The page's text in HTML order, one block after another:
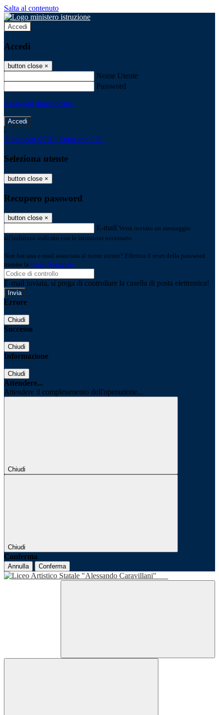
Salta al contenuto
Accedi
Accedi
button close ×
Nome Utente
Password
Password dimenticata?
-
Entra con SPID Entra con CIE
Seleziona utente
button close ×
Recupero password
button close ×
E-mail Verrà inviato un messaggio
all'indirizzo indicato con le istruzioni necessarie.
Non hai una e-mail associata al nome utente? Effettua il reset della password
tramite la Login Spaggiari
E-mail inviata, si prega di controllare la casella di posta elettronica!
Errore
Chiudi
Successo
Chiudi
Informazione
Chiudi
Attendere...
Attendere il completamento dell'operazione...
Chiudi
Chiudi
Conferma
Annulla Conferma